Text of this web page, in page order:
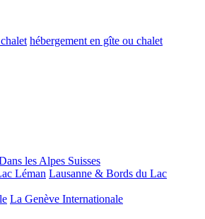
hébergement en gîte ou chalet
les Alpes Suisses
Léman Lausanne & Bords du Lac
La Genève Internationale